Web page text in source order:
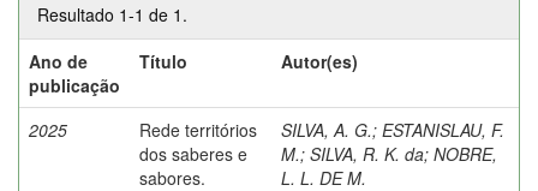
Resultado 1-1 de 1.
Ano de
publicação
Título Autor(es)
2025
Rede territórios
dos saberes e
sabores.
SILVA, A. G.; ESTANISLAU, F.
M.; SILVA, R. K. da; NOBRE,
L. L. DE M.